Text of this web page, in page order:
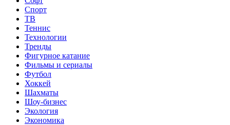
Спорт
ТВ
Теннис
Технологии
Тренды
Фигурное катание
Фильмы и сериалы
Футбол
Хоккей
Шахматы
Шоу-бизнес
Экология
Экономика